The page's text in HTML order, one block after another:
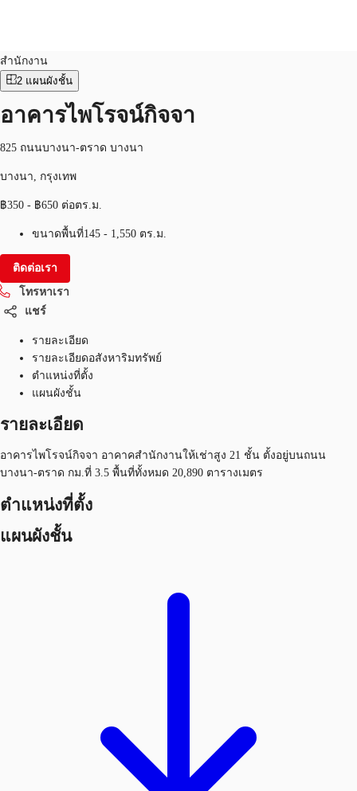
พื้นที่สำนักงาน
เฟล็กสเปซ
บทความที่น่าสนใจ
เกี่ยวกับ JLL
อสังหาริมทรัพย์ที่บันทึกไว้
TH
+6626246471 ติดต่อเรา
สำนักงาน
2 แผนผังชั้น
อาคารไพโรจน์กิจจา
825 ถนนบางนา-ตราด บางนา
บางนา, กรุงเทพ
฿350 - ฿650 ต่อตร.ม.
ขนาดพื้นที่145 - 1,550 ตร.ม.
ติดต่อเรา
โทรหาเรา
แชร์
รายละเอียด
รายละเอียดอสังหาริมทรัพย์
ตำแหน่งที่ตั้ง
แผนผังชั้น
รายละเอียด
อาคารไพโรจน์กิจจา อาคาคสำนักงานให้เช่าสูง 21 ชั้น ตั้งอยู่บนถนน
บางนา-ตราด กม.ที่ 3.5 พื้นที่ทั้งหมด 20,890 ตารางเมตร
ตำแหน่งที่ตั้ง
แผนผังชั้น